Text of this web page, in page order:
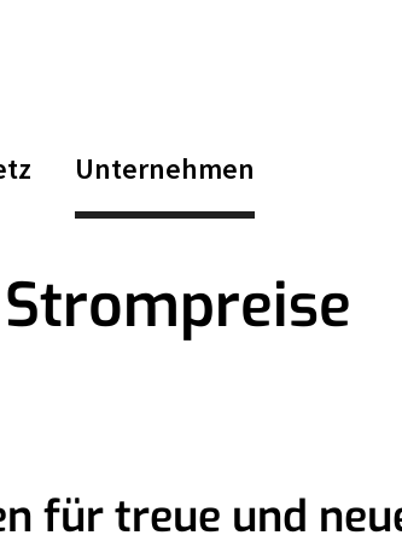
Aktuelle Seite:
Unternehmen
für treue und